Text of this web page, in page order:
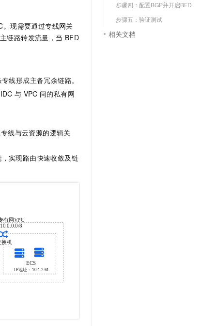
。现需要通过专线网关
链路转发流量，当 BFD
线形成主备冗余链路。
IDC 与 VPC 间的私有网
线与云资源的逻辑关
，实现路由快速收敛及链
步骤四：配置BGP并开启BFD
步骤五：验证测试
相关文档